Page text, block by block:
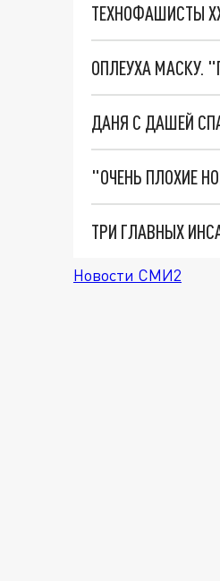
ТЕХНОФАШИСТЫ
ОПЛЕУХА МАСКУ.
ДАНЯ С ДАШЕЙ
Новости СМИ2